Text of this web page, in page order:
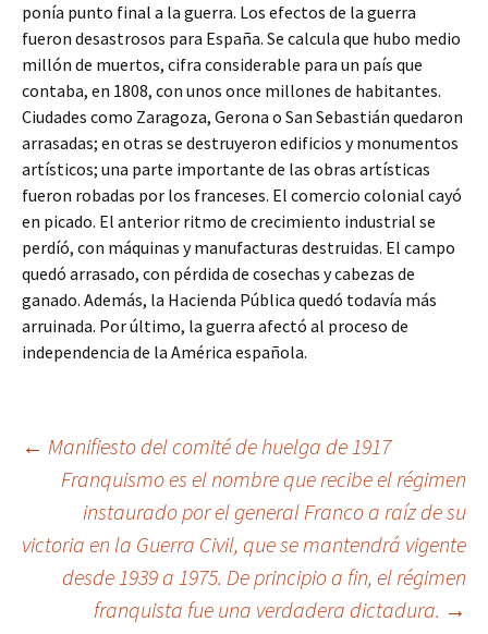
ponía punto final a la guerra. Los efectos de la guerra
fueron desastrosos para España. Se calcula que hubo medio
millón de muertos, cifra considerable para un país que
contaba, en 1808, con unos once millones de habitantes.
Ciudades como Zaragoza, Gerona o San Sebastián quedaron
arrasadas; en otras se destruyeron edificios y monumentos
artísticos; una parte importante de las obras artísticas
fueron robadas por los franceses. El comercio colonial cayó
en picado. El anterior ritmo de crecimiento industrial se
perdíó, con máquinas y manufacturas destruidas. El campo
quedó arrasado, con pérdida de cosechas y cabezas de
ganado. Además, la Hacienda Pública quedó todavía más
arruinada. Por último, la guerra afectó al proceso de
independencia de la América española.
Navegación
de
entradas
← Manifiesto del comité de huelga de 1917
Franquismo es el nombre que recibe el régimen
instaurado por el general Franco a raíz de su
victoria en la Guerra Civil, que se mantendrá vigente
desde 1939 a 1975. De principio a fin, el régimen
franquista fue una verdadera dictadura. →